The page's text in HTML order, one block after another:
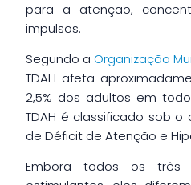
para a atenção,
impulsos.
Segundo a Organização
TDAH afeta
2,5% dos adultos em
TDAH é classificado sob
de Déficit de Atenção e
Embora todos os três